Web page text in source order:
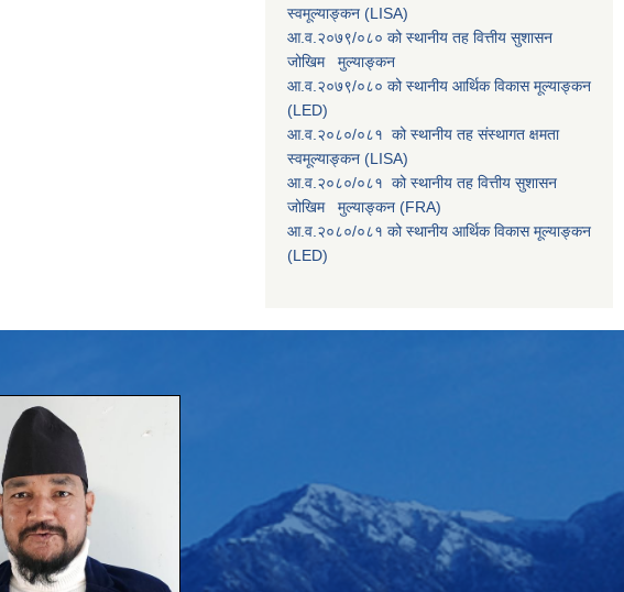
स्वमूल्याङ्कन (LISA)
आ.व.२०७९/०८० को स्थानीय तह वित्तीय सुशासन
जोखिम मुल्याङ्कन
आ.व.२०७९/०८० को स्थानीय आर्थिक विकास मूल्याङ्कन
(LED)
आ.व.२०८०/०८१ को स्थानीय तह संस्थागत क्षमता
स्वमूल्याङ्कन (LISA)
आ.व.२०८०/०८१ को स्थानीय तह वित्तीय सुशासन
जोखिम मुल्याङ्कन (FRA)
आ.व.२०८०/०८१ को स्थानीय आर्थिक विकास मूल्याङ्कन
(LED)